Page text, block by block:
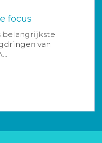
focus
belangrijkste
van